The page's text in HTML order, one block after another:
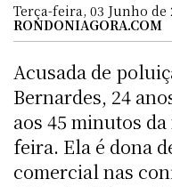
Terça-feira, 03 Junho de
RONDONIAGORA.COM
Acusada de
Bernardes, 24
aos 45 minutos
feira. Ela é dona
comercial nas